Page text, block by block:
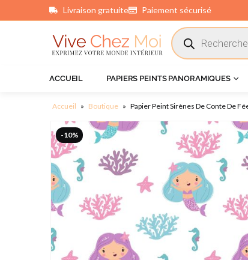
Livraison gratuite Paiement sécurisé
ACCUEIL PAPIERS PEINTS PANORAMIQUES
Accueil » Boutique » Papier Peint Sirènes De Conte De
-10%